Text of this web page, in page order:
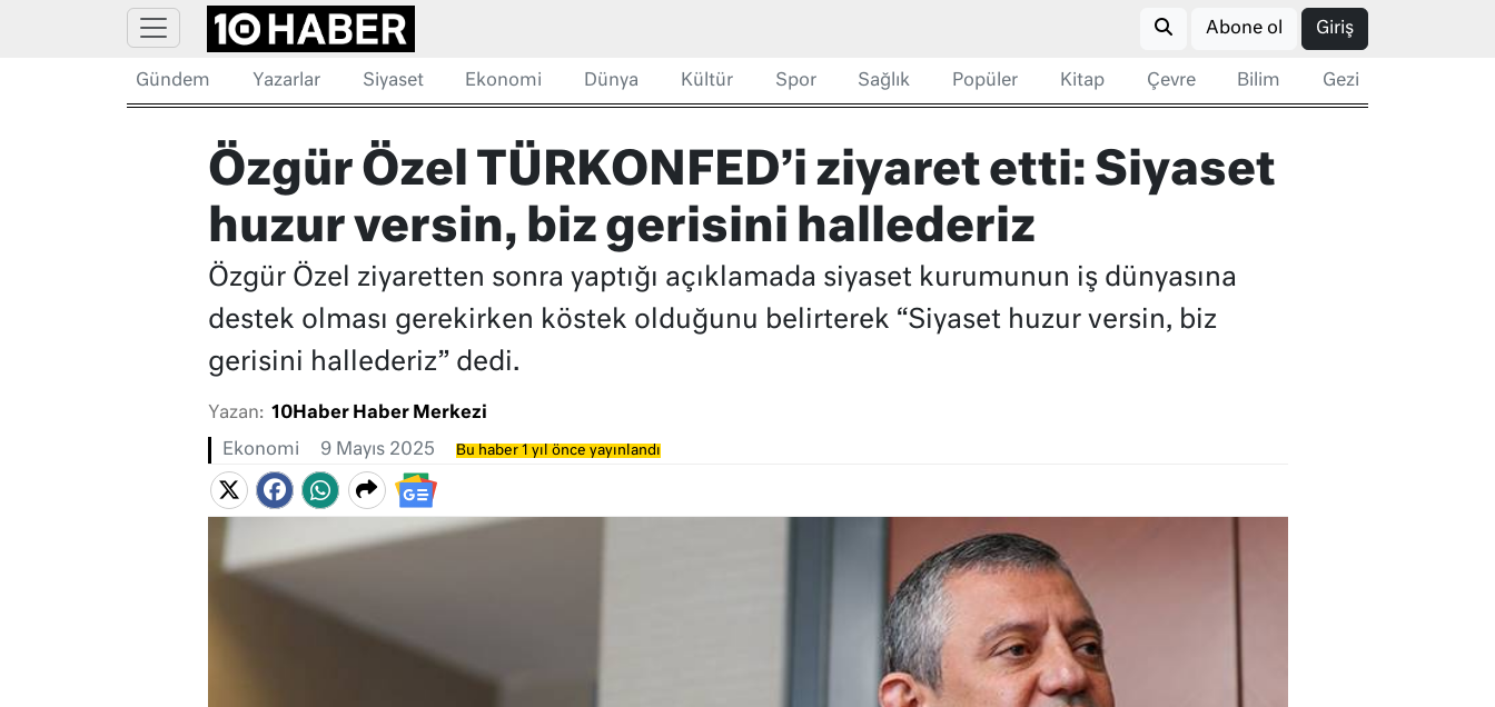
Abone ol Giriş
Gündem Yazarlar Siyaset Ekonomi Dünya Kültür Spor Sağlık Popüler Kitap Çevre Bilim Gezi
Özgür Özel TÜRKONFED’i ziyaret etti: Siyaset
huzur versin, biz gerisini hallederiz
Özgür Özel ziyaretten sonra yaptığı açıklamada siyaset kurumunun iş dünyasına
destek olması gerekirken köstek olduğunu belirterek “Siyaset huzur versin, biz
gerisini hallederiz” dedi.
Yazan: 10Haber Haber Merkezi
Ekonomi 9 Mayıs 2025 Bu haber 1 yıl önce yayınlandı